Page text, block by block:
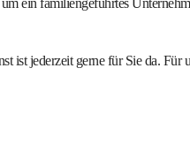
ein familiengeführtes
ist jederzeit gerne für Sie da. Für